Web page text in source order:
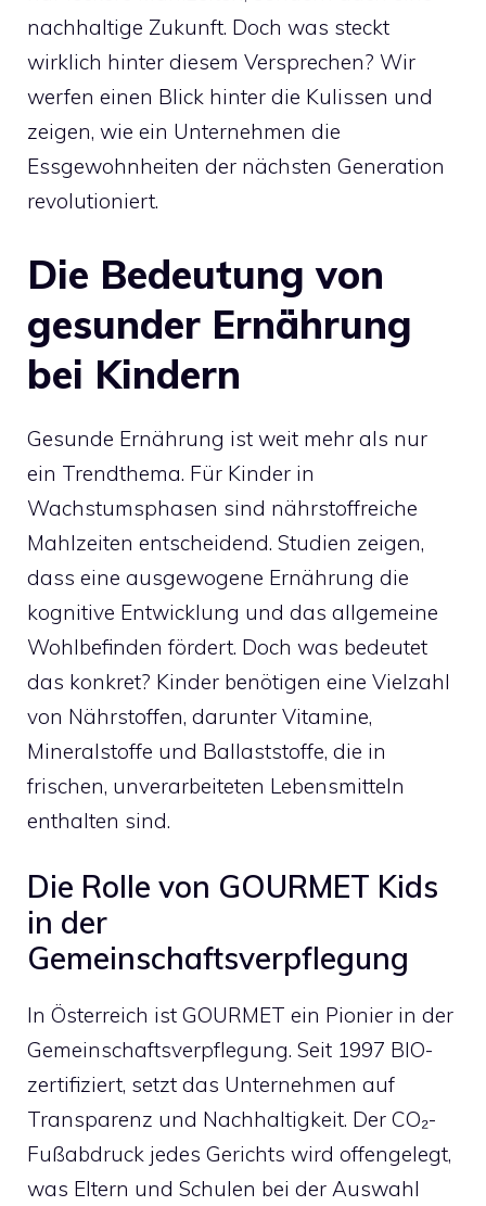
nachhaltige Zukunft. Doch was steckt
wirklich hinter diesem Versprechen? Wir
werfen einen Blick hinter die Kulissen und
zeigen, wie ein Unternehmen die
Essgewohnheiten der nächsten Generation
revolutioniert.
Die Bedeutung von
gesunder Ernährung
bei Kindern
Gesunde Ernährung ist weit mehr als nur
ein Trendthema. Für Kinder in
Wachstumsphasen sind nährstoffreiche
Mahlzeiten entscheidend. Studien zeigen,
dass eine ausgewogene Ernährung die
kognitive Entwicklung und das allgemeine
Wohlbefinden fördert. Doch was bedeutet
das konkret? Kinder benötigen eine Vielzahl
von Nährstoffen, darunter Vitamine,
Mineralstoffe und Ballaststoffe, die in
frischen, unverarbeiteten Lebensmitteln
enthalten sind.
Die Rolle von GOURMET Kids
in der
Gemeinschaftsverpflegung
In Österreich ist GOURMET ein Pionier in der
Gemeinschaftsverpflegung. Seit 1997 BIO-
zertifiziert, setzt das Unternehmen auf
Transparenz und Nachhaltigkeit. Der CO₂-
Fußabdruck jedes Gerichts wird offengelegt,
was Eltern und Schulen bei der Auswahl